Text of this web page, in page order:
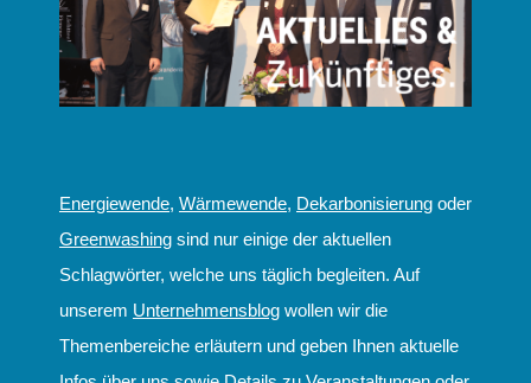
Energiewende, Wärmewende, Dekarbonisierung oder
Greenwashing sind nur einige der aktuellen
Schlagwörter, welche uns täglich begleiten. Auf
unserem Unternehmensblog wollen wir die
Themenbereiche erläutern und geben Ihnen aktuelle